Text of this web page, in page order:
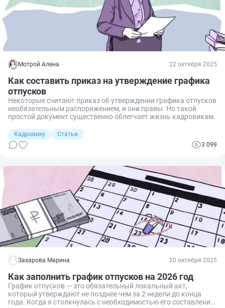
Мотрой Алена 22 октября 2025
Как составить приказ на утверждение графика
отпусков
Некоторые считают приказ об утверждении графика отпусков
необязательным распоряжением, и они правы. Но такой
простой документ существенно облегчает жизнь кадровикам.
Кадровику
Статьи
3 099
Захарова Марина 20 октября 2025
Как заполнить график отпусков на 2026 год
График отпусков — это обязательный локальный акт,
который утверждают не позднее чем за 2 недели до конца
года. Когда я столкнулась с необходимостью его составления,